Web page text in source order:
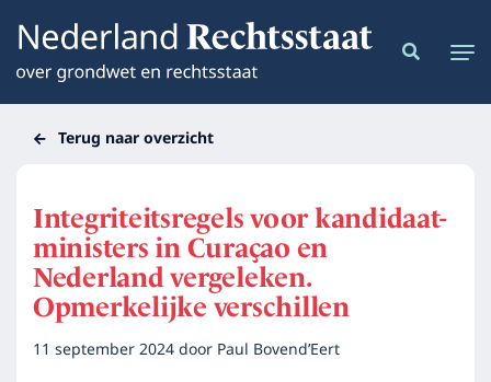
Terug naar overzicht
Integriteitsregels voor kandidaat-
ministers in Curaçao en
Nederland vergeleken.
Opmerkelijke verschillen
11 september 2024door Paul Bovend’Eert